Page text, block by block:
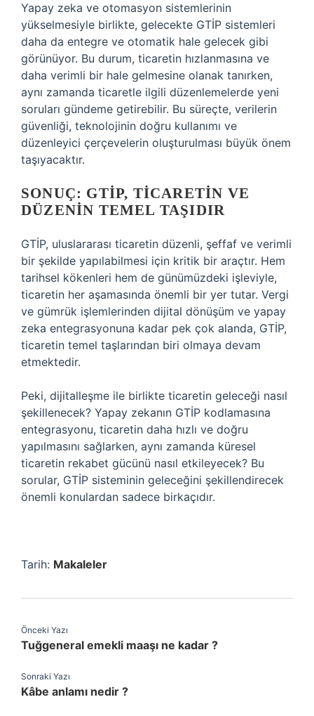
Yapay zeka ve otomasyon sistemlerinin
yükselmesiyle birlikte, gelecekte GTİP sistemleri
daha da entegre ve otomatik hale gelecek gibi
görünüyor. Bu durum, ticaretin hızlanmasına ve
daha verimli bir hale gelmesine olanak tanırken,
aynı zamanda ticaretle ilgili düzenlemelerde yeni
soruları gündeme getirebilir. Bu süreçte, verilerin
güvenliği, teknolojinin doğru kullanımı ve
düzenleyici çerçevelerin oluşturulması büyük önem
taşıyacaktır.
SONUÇ: GTİP, TICARETIN VE
DÜZENIN TEMEL TAŞIDIR
GTİP, uluslararası ticaretin düzenli, şeffaf ve verimli
bir şekilde yapılabilmesi için kritik bir araçtır. Hem
tarihsel kökenleri hem de günümüzdeki işleviyle,
ticaretin her aşamasında önemli bir yer tutar. Vergi
ve gümrük işlemlerinden dijital dönüşüm ve yapay
zeka entegrasyonuna kadar pek çok alanda, GTİP,
ticaretin temel taşlarından biri olmaya devam
etmektedir.
Peki, dijitalleşme ile birlikte ticaretin geleceği nasıl
şekillenecek? Yapay zekanın GTİP kodlamasına
entegrasyonu, ticaretin daha hızlı ve doğru
yapılmasını sağlarken, aynı zamanda küresel
ticaretin rekabet gücünü nasıl etkileyecek? Bu
sorular, GTİP sisteminin geleceğini şekillendirecek
önemli konulardan sadece birkaçıdır.
Tarih: Makaleler
Önceki Yazı
Tuğgeneral emekli maaşı ne kadar ?
Sonraki Yazı
Kâbe anlamı nedir ?